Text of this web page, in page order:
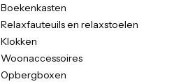
Boekenkasten
Relaxfauteuils en relaxstoelen
Klokken
Woonaccessoires
Opbergboxen